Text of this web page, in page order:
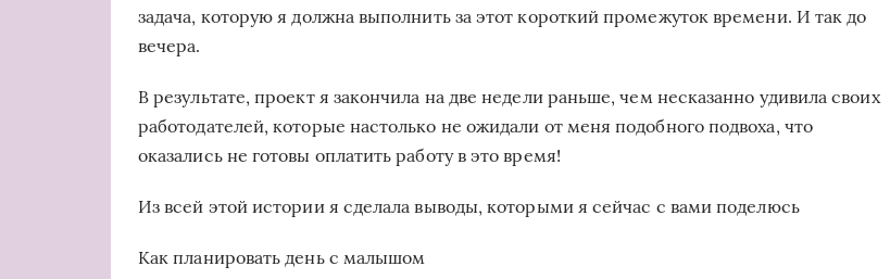
задача, которую я должна выполнить за этот короткий промежуток времени. И так до
вечера.
В результате, проект я закончила на две недели раньше, чем несказанно удивила своих
работодателей, которые настолько не ожидали от меня подобного подвоха, что
оказались не готовы оплатить работу в это время!
Из всей этой истории я сделала выводы, которыми я сейчас с вами поделюсь
Как планировать день с малышом